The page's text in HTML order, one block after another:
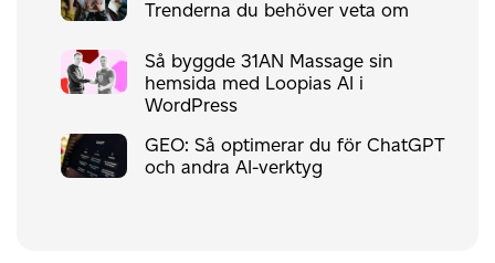
Trenderna du behöver veta om
Så byggde 31AN Massage sin
hemsida med Loopias AI i
WordPress
GEO: Så optimerar du för ChatGPT
och andra AI-verktyg